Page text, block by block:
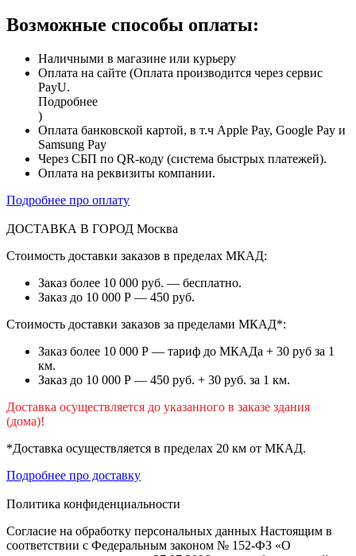
Возможные способы оплаты:
Наличными в магазине или курьеру
Оплата на сайте (Оплата производится через сервис
PayU.
Подробнее
)
Оплата банковской картой, в т.ч Apple Pay, Google Pay и
Samsung Pay
Через СБП по QR-коду (система быстрых платежей).
Оплата на реквизиты компании.
Подробнее про оплату
ДОСТАВКА В ГОРОД Москва
Стоимость доставки заказов в пределах МКАД:
Заказ более 10 000 руб. — бесплатно.
Заказ до 10 000 Р — 450 руб.
Стоимость доставки заказов за пределами МКАД*:
Заказ более 10 000 Р — тариф до МКАДа + 30 руб за 1
км.
Заказ до 10 000 Р — 450 руб. + 30 руб. за 1 км.
Доставка осуществляется до указанного в заказе здания
(дома)!
*Доставка осуществляется в пределах 20 км от МКАД.
Подробнее про доставку
Политика конфиденциальности
Согласие на обработку персональных данных Настоящим в
соответствии с Федеральным законом № 152-ФЗ «О